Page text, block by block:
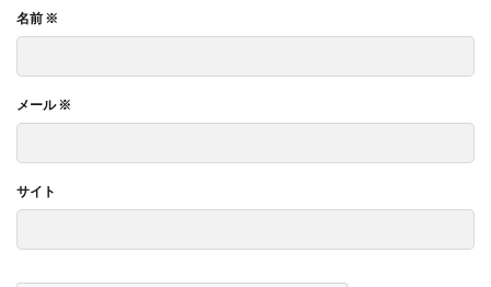
名前 ※
メール※
サイト